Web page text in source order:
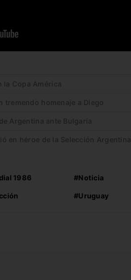
la Copa América
tremendo homenaje a Diego
Argentina ante Bulgaria
en héroe de la Selección Argentina
1986 #Noticia
#Uruguay